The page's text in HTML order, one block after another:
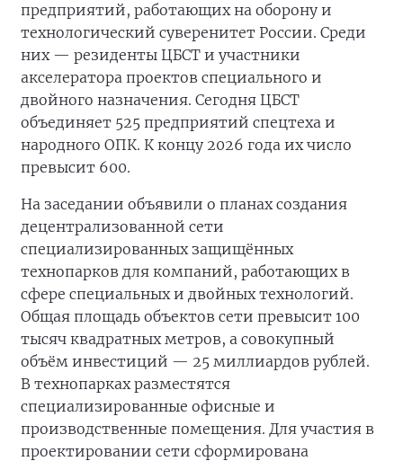
предприятий, работающих на оборону и
технологический суверенитет России. Среди
них — резиденты ЦБСТ и участники
акселератора проектов специального и
двойного назначения. Сегодня ЦБСТ
объединяет 525 предприятий спецтеха и
народного ОПК. К концу 2026 года их число
превысит 600.
На заседании объявили о планах создания
децентрализованной сети
специализированных защищённых
технопарков для компаний, работающих в
сфере специальных и двойных технологий.
Общая площадь объектов сети превысит 100
тысяч квадратных метров, а совокупный
объём инвестиций — 25 миллиардов рублей.
В технопарках разместятся
специализированные офисные и
производственные помещения. Для участия в
проектировании сети сформирована